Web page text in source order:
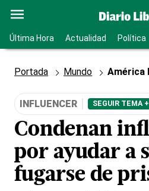
Última Hora Actualidad Política
Portada Mundo América
INFLUENCER SEGUIR TEMA +
Condenan
por ayudar a
fugarse de